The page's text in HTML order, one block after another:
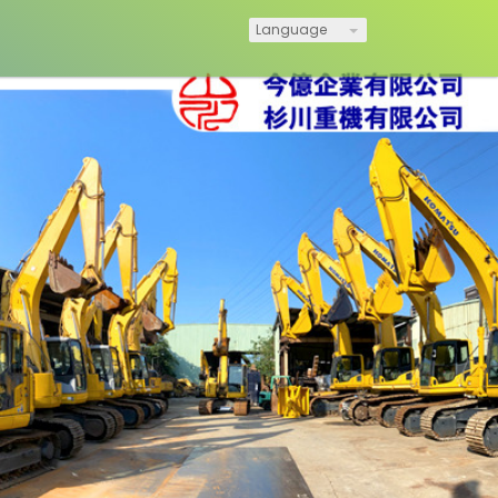
Language